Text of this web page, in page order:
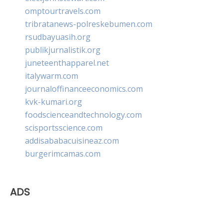
omptourtravels.com
tribratanews-polreskebumen.com
rsudbayuasih.org
publikjurnalistik.org
juneteenthapparel.net
italywarm.com
journaloffinanceeconomics.com
kvk-kumari.org
foodscienceandtechnology.com
scisportsscience.com
addisababacuisineaz.com
burgerimcamas.com
ADS